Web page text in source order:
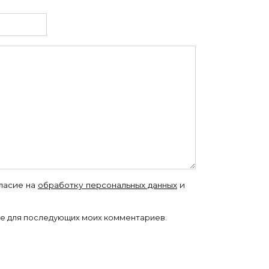
на обработку персональных данных и
для последующих моих комментариев.